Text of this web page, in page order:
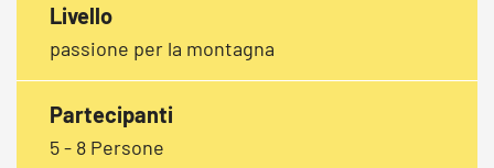
Livello
passione per la montagna
Partecipanti
5 - 8 Persone